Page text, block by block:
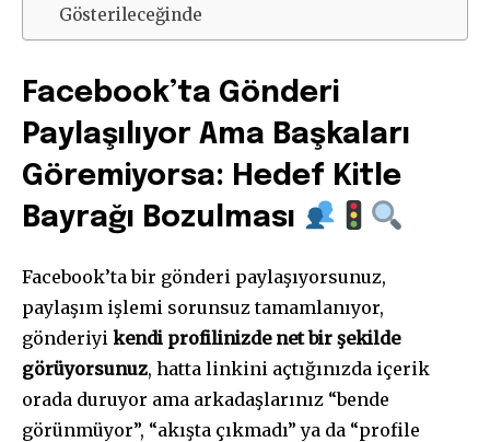
Gösterileceğinde
Facebook’ta Gönderi
Paylaşılıyor Ama Başkaları
Göremiyorsa: Hedef Kitle
Bayrağı Bozulması
Facebook’ta bir gönderi paylaşıyorsunuz,
paylaşım işlemi sorunsuz tamamlanıyor,
gönderiyi kendi profilinizde net bir şekilde
görüyorsunuz, hatta linkini açtığınızda içerik
orada duruyor ama arkadaşlarınız “bende
görünmüyor”, “akışta çıkmadı” ya da “profile